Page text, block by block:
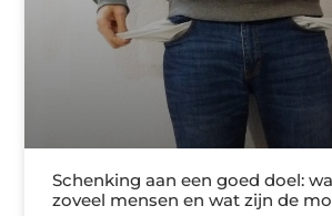
Schenking aan een goed doel:
zoveel mensen en wat zijn de